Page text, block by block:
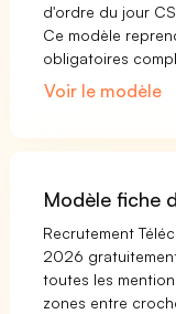
d'ordre du jour
Ce modèle
obligatoires
Voir le modèle
Modèle fiche
Recrutement
2026
toutes les
zones entre